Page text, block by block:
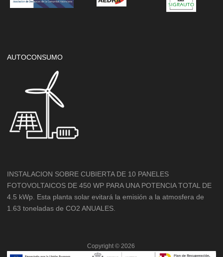
AUTOCONSUMO
INSTALACION SOBRE CUBIERTA DE 10 PANELES
FOTOVOLTAICOS DE 450 WP PARA UNA POTENCIA TOTAL DE
4.5 kWp. Esta planta solar evitará la emisión a la atmosfera de
1.63 toneladas de CO2 ANUALES.
Copyright © 2026